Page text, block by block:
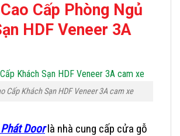
Cấp Phòng Ngủ
HDF Veneer 3A
Cấp Khách Sạn HDF Veneer 3A cam xe
Phát Doorlà nhà cung cấp cửa gỗ